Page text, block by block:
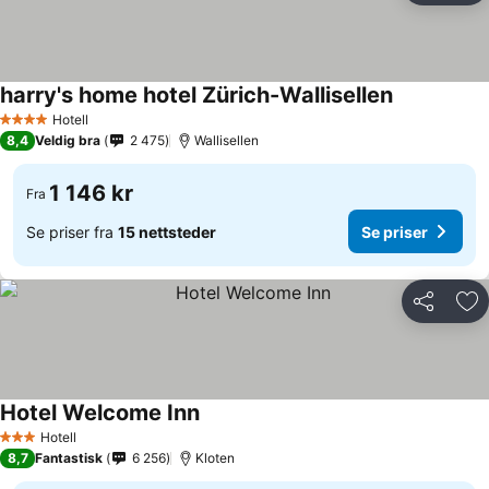
4 StjernerHotell
harry's home hotel Zürich-WallisellenSe priser
8,4 Veldig bra 2 475 Wallisellen
Fra 1 146 kr
Se priser fra 15 nettsteder Se priser
Del
3 StjernerHotell
Hotel Welcome InnSe priser
8,7 Fantastisk 6 256 Kloten